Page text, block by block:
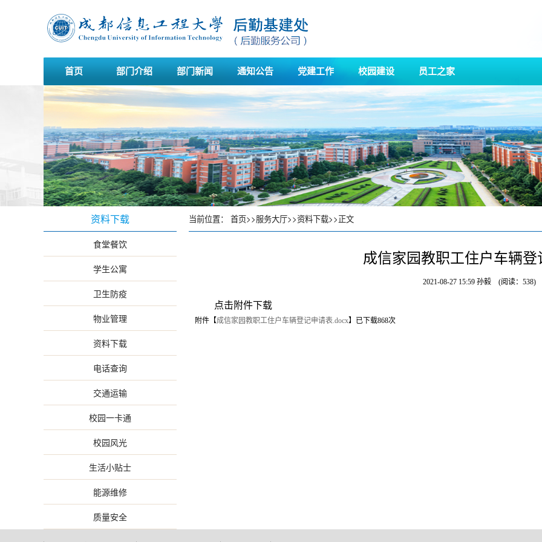
首页 部门介绍 部门新闻 通知公告 党建工作 校园建设 员工之家
资料下载
食堂餐饮
学生公寓
卫生防疫
物业管理
资料下载
电话查询
交通运输
校园一卡通
校园风光
生活小贴士
能源维修
质量安全
当前位置： 首页>>服务大厅>>资料下载>>正文
成信家园教职工住户车辆登
2021-08-27 15:59 孙毅 (阅读： 538)
点击附件下载
附件【成信家园教职工住户车辆登记申请表.docx】 已下载868次